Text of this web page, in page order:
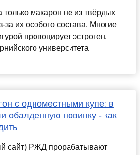
только макарон не из твёрдых
их особого состава. Многие
провоцирует эстроген.
университета
с одноместными купе: в
обалденную новинку - как
сайт) РЖД прорабатывают